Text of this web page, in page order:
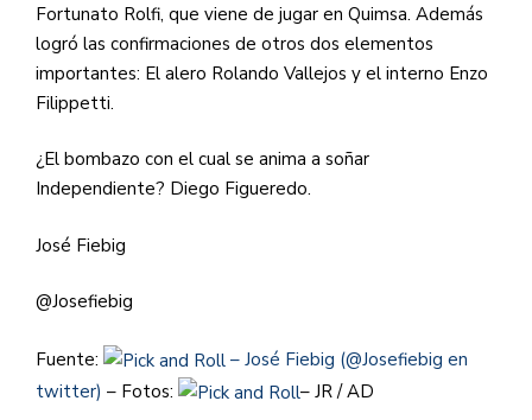
Fortunato Rolfi, que viene de jugar en Quimsa. Además
logró las confirmaciones de otros dos elementos
importantes: El alero Rolando Vallejos y el interno Enzo
Filippetti.
¿El bombazo con el cual se anima a soñar
Independiente? Diego Figueredo.
José Fiebig
@Josefiebig
Fuente: – José Fiebig (@Josefiebig en
twitter) – Fotos: – JR / AD